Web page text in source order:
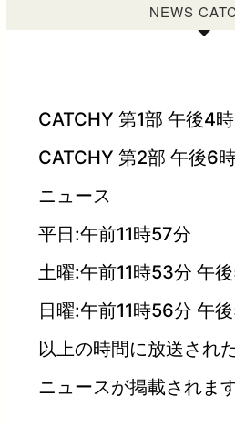
NEWS
CATCHY 第1部 午後4
CATCHY 第2部 午後6
ニュース
平日:午前11時57分
土曜:午前11時53分 午
日曜:午前11時56分 午
以上の時間に放送され
ニュースが掲載されます